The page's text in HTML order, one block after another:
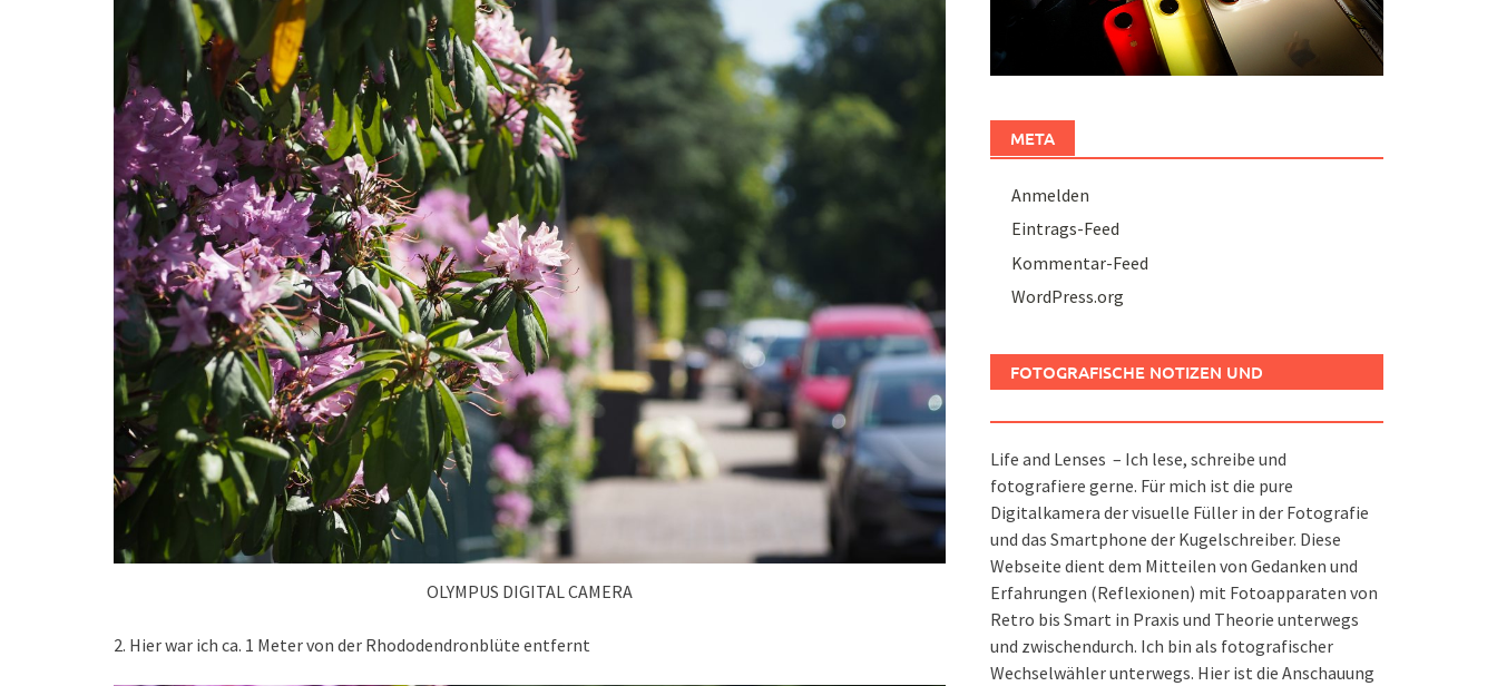
OLYMPUS DIGITAL CAMERA
2. Hier war ich ca. 1 Meter von der Rhododendronblüte entfernt
META
Anmelden
Eintrags-Feed
Kommentar-Feed
WordPress.org
FOTOGRAFISCHE NOTIZEN UND
Life and Lenses – Ich lese, schreibe und
fotografiere gerne. Für mich ist die pure
Digitalkamera der visuelle Füller in der Fotografie
und das Smartphone der Kugelschreiber. Diese
Webseite dient dem Mitteilen von Gedanken und
Erfahrungen (Reflexionen) mit Fotoapparaten von
Retro bis Smart in Praxis und Theorie unterwegs
und zwischendurch. Ich bin als fotografischer
Wechselwähler unterwegs. Hier ist die Anschauung